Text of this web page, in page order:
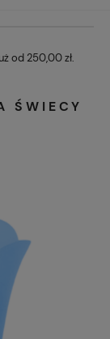
od 250,00 zł.
ŚWIECY